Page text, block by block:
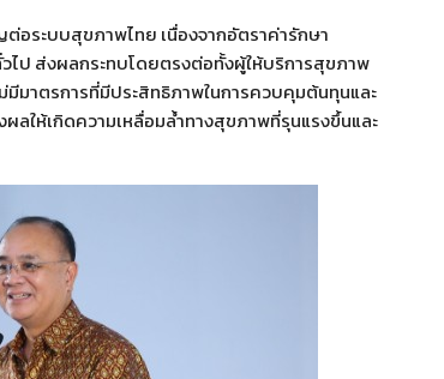
อระบบสุขภาพไทย เนื่องจากอัตราค่ารักษา
ไป ส่งผลกระทบโดยตรงต่อทั้งผู้ให้บริการสุขภาพ
มีมาตรการที่มีประสิทธิภาพในการควบคุมต้นทุนและ
ให้เกิดความเหลื่อมล้ำทางสุขภาพที่รุนแรงขึ้นและ